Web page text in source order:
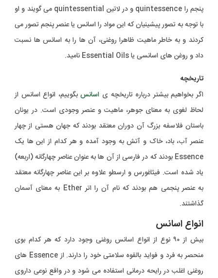
پنجم را quintessence و در لاتین quintessential می گویند و او
با توجه به تصور پیشینیان که این مواد را اسانس یا عنصر پنجم تصور می
کردند و به خاطر ماهیت ظاهرا روغنی، آن ها را به اسانس ها نسبت
داد و روغن های اسانسی یا Essential Oils نامید.
تاریخچه
اگر بخواهیم بیشتر درباره تاریخچه ی اسانسبگوییم، انواع اسانس از
لحاظ لغوی به معنای جوهر، ماهیت و عنصر وجودی است. در یونان
باستان فلاسفه بزرگ آن دوران معتقد بودند که جهان هستی از چهار
عنصر آب، باد، خاک و آتش به وجود آمده و هر کدام از این ها یک
Essence بودند که در فارسی از آن ها به عنوان عناصر چهارگانه (اربعه)
یاد شده است. فیثاغورس و ارسطو علاوه بر این عناصر چهارگانه معتقد
به عنصر پنجمی هم بودند که نام آن را اتر Ether به معنای آسمان
گذاشتند.
انواع اسانس
بیش از ۹۰ نوع از انواع اسانس روغنی وجود دارد که هر کدام بوی
منحصر به فرد و فواید بالقوه سلامتی خود را دارند. از Essence های
روغنی اغلب در رایحه درمانی استفاده می شود و در واقع نوعی داروی